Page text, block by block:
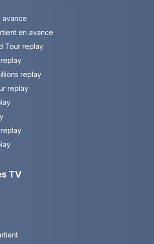
avance
en avance
Tour replay
replay
replay
TV